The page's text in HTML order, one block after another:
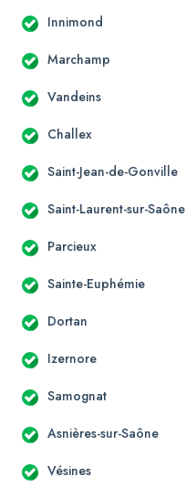
Innimond
Marchamp
Vandeins
Challex
Saint-Jean-de-Gonville
Saint-Laurent-sur-Saône
Parcieux
Sainte-Euphémie
Dortan
Izernore
Samognat
Asnières-sur-Saône
Vésines